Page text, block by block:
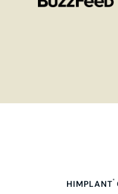
HIMPLANT®